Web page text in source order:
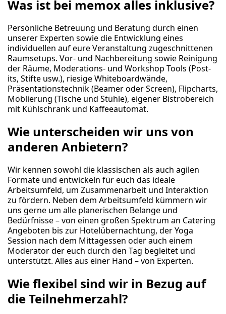
Was ist bei memox alles inklusive?
Persönliche Betreuung und Beratung durch einen
unserer Experten sowie die Entwicklung eines
individuellen auf eure Veranstaltung zugeschnittenen
Raumsetups. Vor- und Nachbereitung sowie Reinigung
der Räume, Moderations- und Workshop Tools (Post-
its, Stifte usw.), riesige Whiteboardwände,
Präsentationstechnik (Beamer oder Screen), Flipcharts,
Möblierung (Tische und Stühle), eigener Bistrobereich
mit Kühlschrank und Kaffeeautomat.
Wie unterscheiden wir uns von
anderen Anbietern?
Wir kennen sowohl die klassischen als auch agilen
Formate und entwickeln für euch das ideale
Arbeitsumfeld, um Zusammenarbeit und Interaktion
zu fördern. Neben dem Arbeitsumfeld kümmern wir
uns gerne um alle planerischen Belange und
Bedürfnisse – von einen großen Spektrum an Catering
Angeboten bis zur Hotelübernachtung, der Yoga
Session nach dem Mittagessen oder auch einem
Moderator der euch durch den Tag begleitet und
unterstützt. Alles aus einer Hand – von Experten.
Wie flexibel sind wir in Bezug auf
die Teilnehmerzahl?